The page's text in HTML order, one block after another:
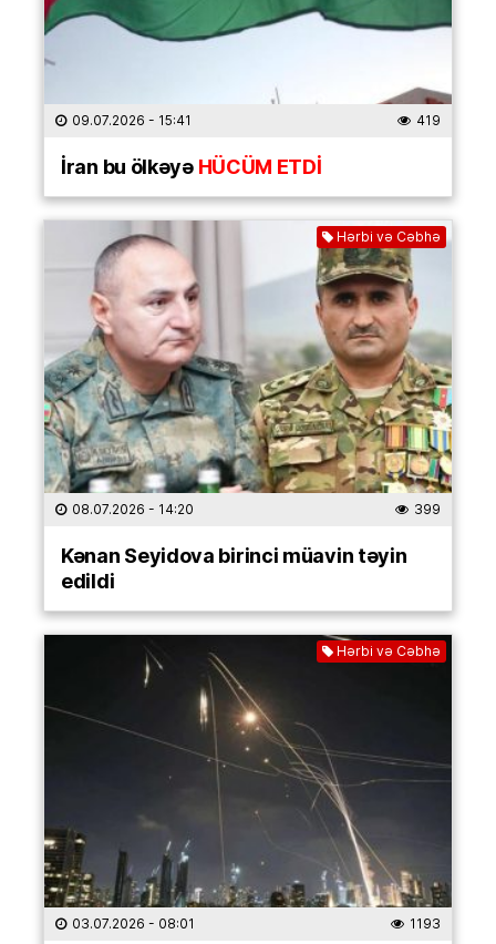
09.07.2026 - 15:41 419
İran bu ölkəyəHÜCÜM ETDİ
Hərbi və Cəbhə
08.07.2026 - 14:20 399
Kənan Seyidova birinci müavin təyin
edildi
Hərbi və Cəbhə
03.07.2026 - 08:01 1193